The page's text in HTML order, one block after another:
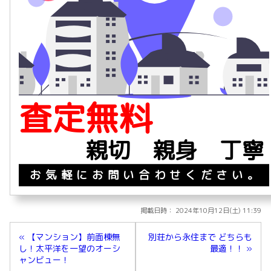
査定無料
親切 親身 丁寧
お気軽にお問い合わせください。
掲載日時： 2024年10月12日(土) 11:39
« 【マンション】前面棟無
し！太平洋を一望のオーシ
ャンビュー！
別荘から永住まで どちらも
最適！！ »